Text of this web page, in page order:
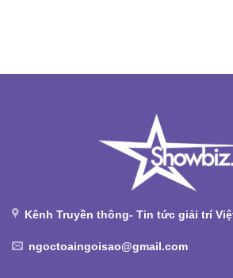
Kênh Truyền thông- Tin tức giải trí
ngoctoaingoisao@gmail.com